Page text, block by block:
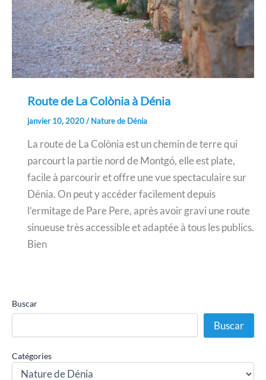
Route de La Colònia à Dénia
janvier 10, 2020/Nature de Dénia
La route de La Colònia est un chemin de terre qui
parcourt la partie nord de Montgó, elle est plate,
facile à parcourir et offre une vue spectaculaire sur
Dénia. On peut y accéder facilement depuis
l’ermitage de Pare Pere, après avoir gravi une route
sinueuse très accessible et adaptée à tous les publics.
Bien
Buscar
Buscar
Catégories